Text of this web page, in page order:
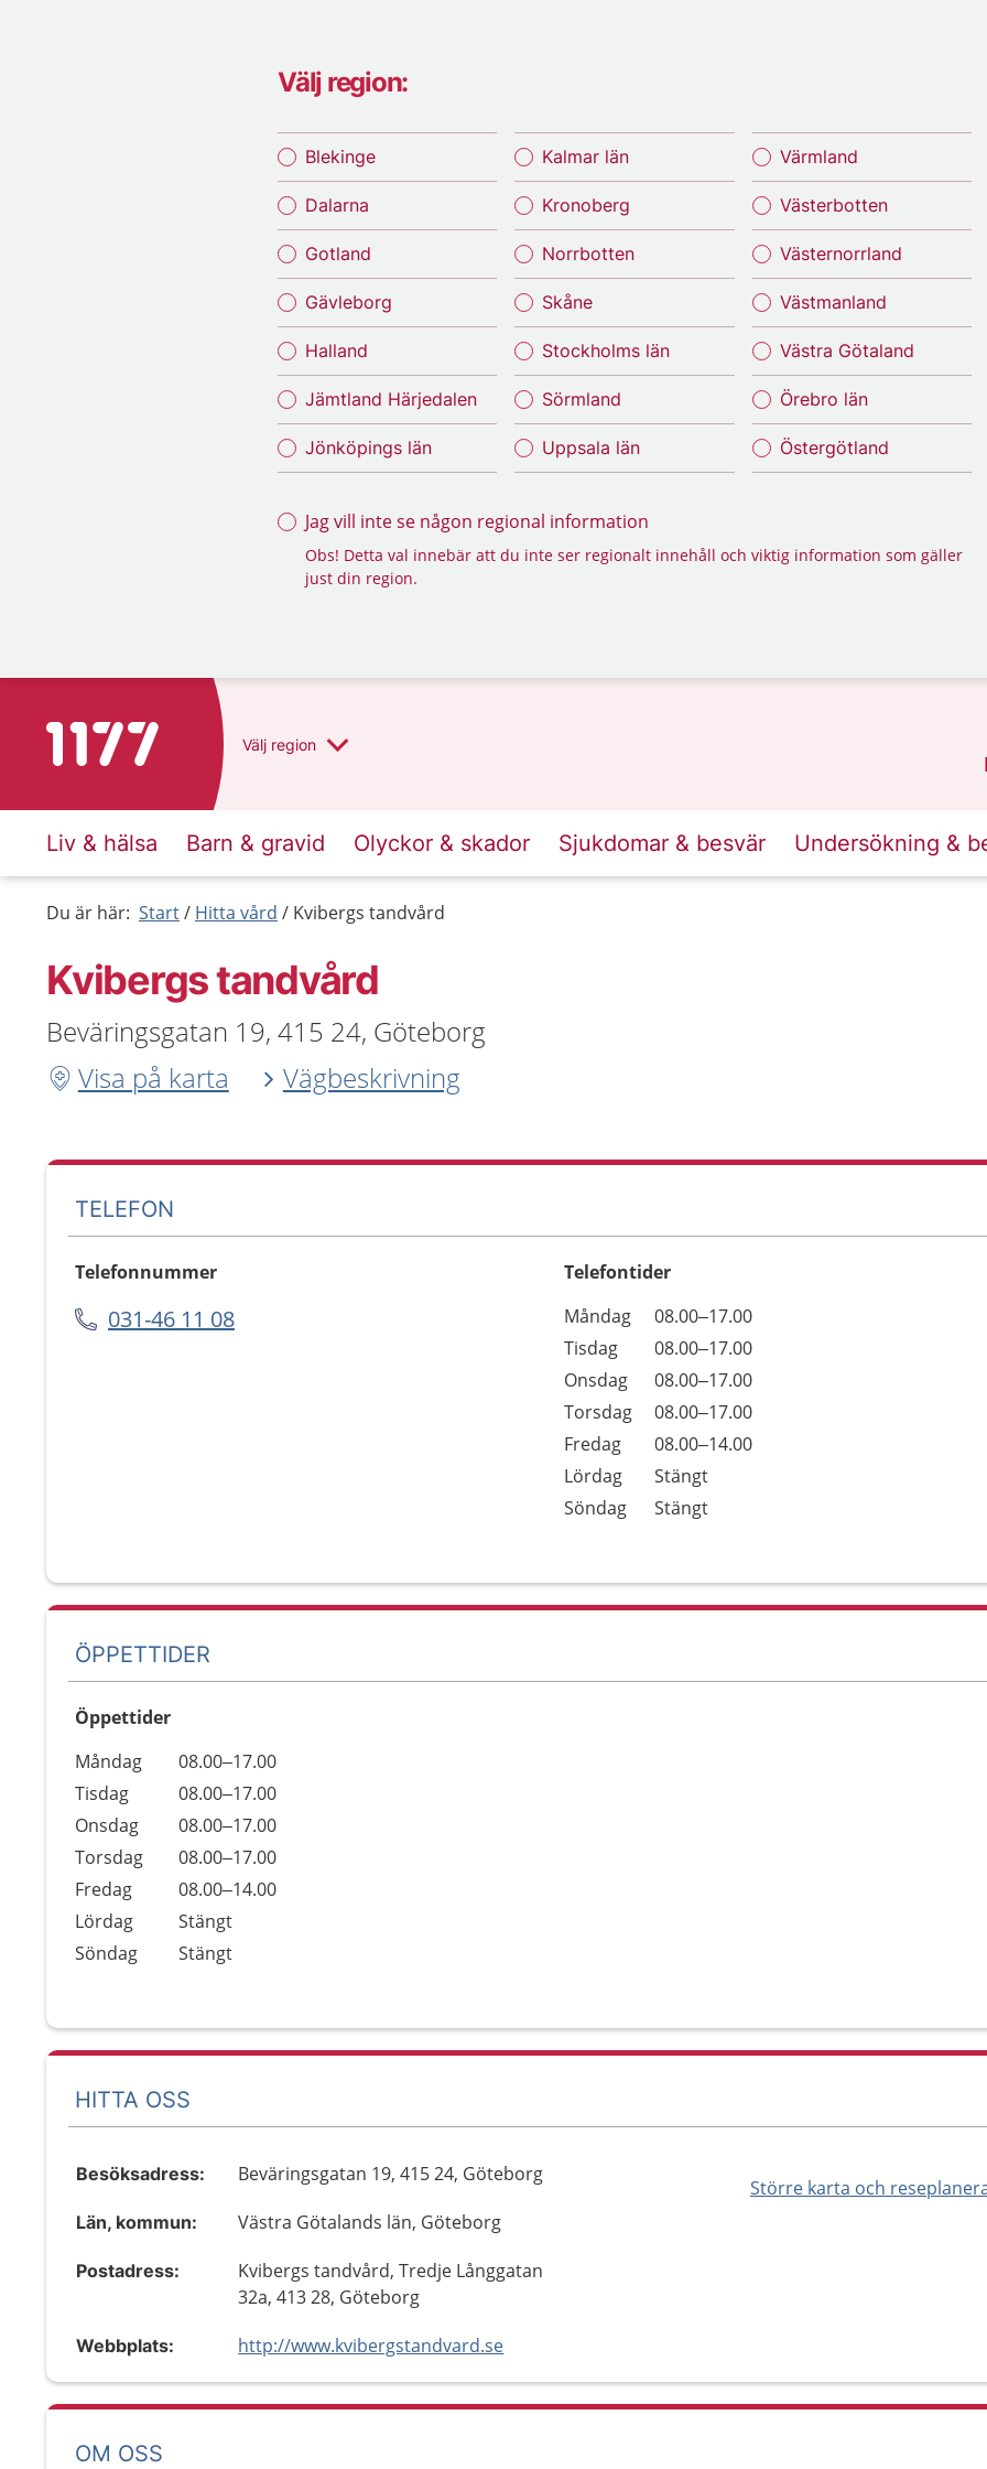
Välj region:
Blekinge
Dalarna
Gotland
Gävleborg
Halland
Jämtland Härjedalen
Jönköpings län
Kalmar län
Kronoberg
Norrbotten
Skåne
Stockholms län
Sörmland
Uppsala län
Värmland
Västerbotten
Västernorrland
Västmanland
Västra Götaland
Örebro län
Östergötland
Jag vill inte se någon regional information
Obs! Detta val innebär att du inte ser regionalt innehåll och viktig information som gäller
just din region.
Till startsidan för 1177 Välj region
Liv & hälsa Barn & gravid Olyckor & skador Sjukdomar & besvär Undersökning &
Du är här: Start Hitta vård Kvibergs tandvård
Kvibergs tandvård
Beväringsgatan 19, 415 24, Göteborg
Visa på karta
Vägbeskrivning
TELEFON
Telefonnummer
031-46 11 08
Telefontider
Dag
Öppettider
Kommentarer
Måndag
08.00–17.00
Tisdag
08.00–17.00
Onsdag
08.00–17.00
Torsdag
08.00–17.00
Fredag
08.00–14.00
Lördag
Stängt
Söndag
Stängt
ÖPPETTIDER
Öppettider
Dag
Öppettider
Kommentarer
Måndag
08.00–17.00
Tisdag
08.00–17.00
Onsdag
08.00–17.00
Torsdag
08.00–17.00
Fredag
08.00–14.00
Lördag
Stängt
Söndag
Stängt
HITTA OSS
Större karta och
Besöksadress: Beväringsgatan 19, 415 24, Göteborg
Län, kommun: Västra Götalands län, Göteborg
Postadress:
Kvibergs tandvård, Tredje Långgatan
32a, 413 28, Göteborg
Webbplats: http://www.kvibergstandvard.se
OM OSS